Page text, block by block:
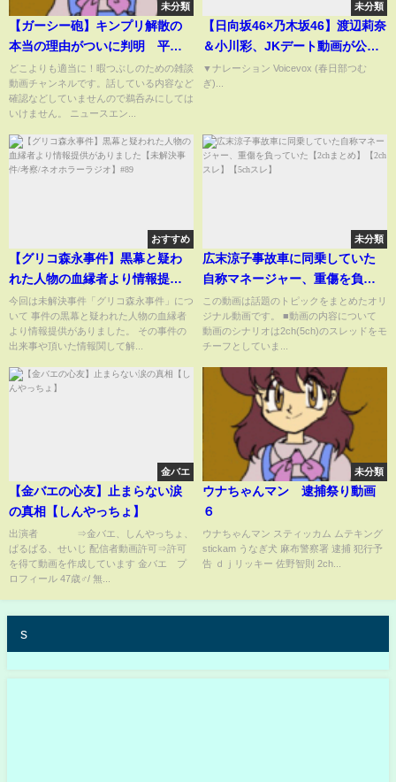
未分類
【ガーシー砲】キンプリ解散の
本当の理由がついに判明 平野
紫耀がなぜジュリー氏に激怒し
たのかガーシーが暴露 思った
以上にひどすぎた、辞めて当
旧芸能界...（TTMつよし
どこよりも適当に！暇つぶしのための雑談
動画チャンネルです。話している内容など
確認などしていませんので鵜呑みにしては
いけません。 ニュースエン...
未分類
【日向坂46×乃木坂46】渡辺莉奈
＆小川彩、JKデート動画が公
開！！！ #日向坂 #日向坂で会い
ましょう
▼ナレーション Voicevox (春日部つむ
ぎ)...
おすすめ
【グリコ森永事件】黒幕と疑わ
れた人物の血縁者より情報提供
がありました【未解決事件/考察/
ネオホラーラジオ】#89
今回は未解決事件「グリコ森永事件」につ
いて 事件の黒幕と疑われた人物の血縁者
より情報提供がありました。 その事件の
出来事や頂いた情報関して解...
未分類
広末涼子事故車に同乗していた
自称マネージャー、重傷を負っ
ていた【2chまとめ】【2chス
レ】【5chスレ】
この動画は話題のトピックをまとめたオリ
ジナル動画です。 ■動画の内容について
動画のシナリオは2ch(5ch)のスレッドをモ
チーフとしていま...
金バエ
【金バエの心友】止まらない涙
の真相【しんやっちょ】
出演者 ⇒金バエ、しんやっちょ、
ぱるぱる、せいじ 配信者動画許可⇒許可
を得て動画を作成しています 金バエ プ
ロフィール 47歳♂/ 無...
未分類
ウナちゃんマン 逮捕祭り動画
６
ウナちゃんマン スティッカム ムテキング
stickam うなぎ犬 麻布警察署 逮捕 犯行予
告 ｄｊリッキー 佐野智則 2ch...
s